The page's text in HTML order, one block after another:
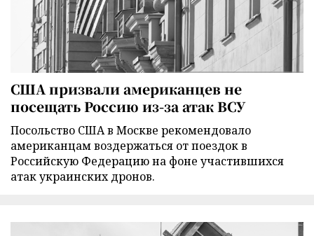
США призвали американцев не
посещать Россию из-за атак ВСУ
Посольство США в Москве рекомендовало
американцам воздержаться от поездок в
Российскую Федерацию на фоне участившихся
атак украинских дронов.